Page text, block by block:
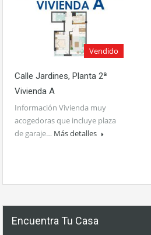
Vendido
Calle Jardines, Planta 2ª
Vivienda A
Información Vivienda muy
acogedoras que incluye plaza
de garaje… Más detalles
Encuentra Tu Casa